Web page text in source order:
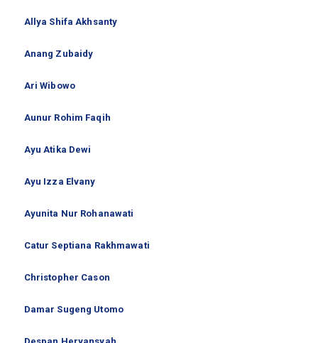
Allya Shifa Akhsanty
Anang Zubaidy
Ari Wibowo
Aunur Rohim Faqih
Ayu Atika Dewi
Ayu Izza Elvany
Ayunita Nur Rohanawati
Catur Septiana Rakhmawati
Christopher Cason
Damar Sugeng Utomo